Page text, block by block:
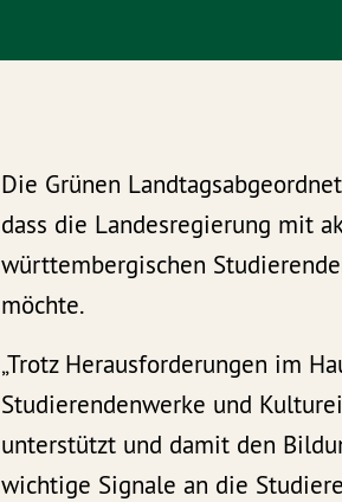
Die Grünen
dass die Landesregierung mit
württembergischen
möchte.
„Trotz Herausforderungen im
Studierendenwerke und
unterstützt und damit den
wichtige Signale an die